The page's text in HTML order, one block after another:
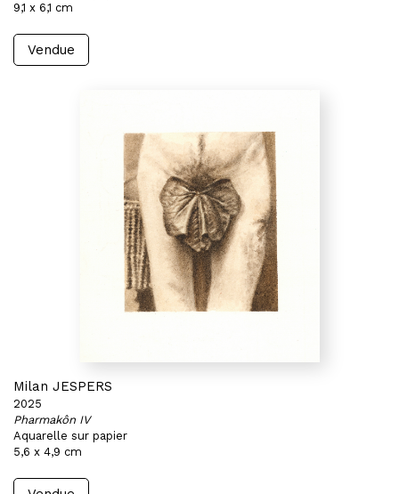
9,1 x 6,1 cm
Vendue
Milan JESPERS
2025
Pharmakôn IV
Aquarelle sur papier
5,6 x 4,9 cm